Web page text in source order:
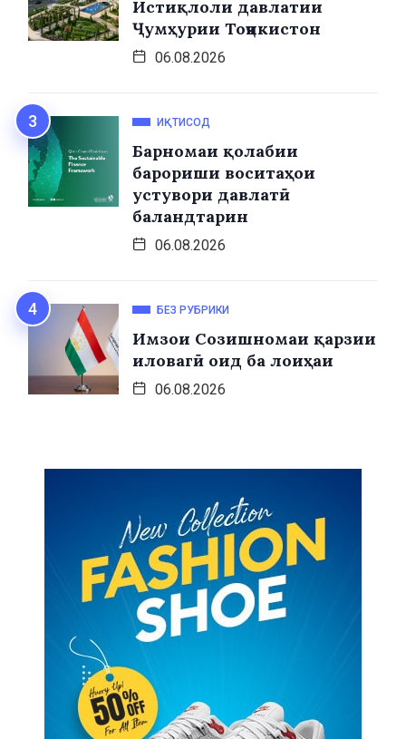
Истиқлоли давлатии
Ҷумҳурии Тоҷикистон
06.08.2026
ИҚТИСОД
Барномаи қолабии
барориши воситаҳои
устувори давлатӣ
баландтарин
06.08.2026
БЕЗ РУБРИКИ
Имзои Созишномаи қарзии
иловагӣ оид ба лоиҳаи
06.08.2026